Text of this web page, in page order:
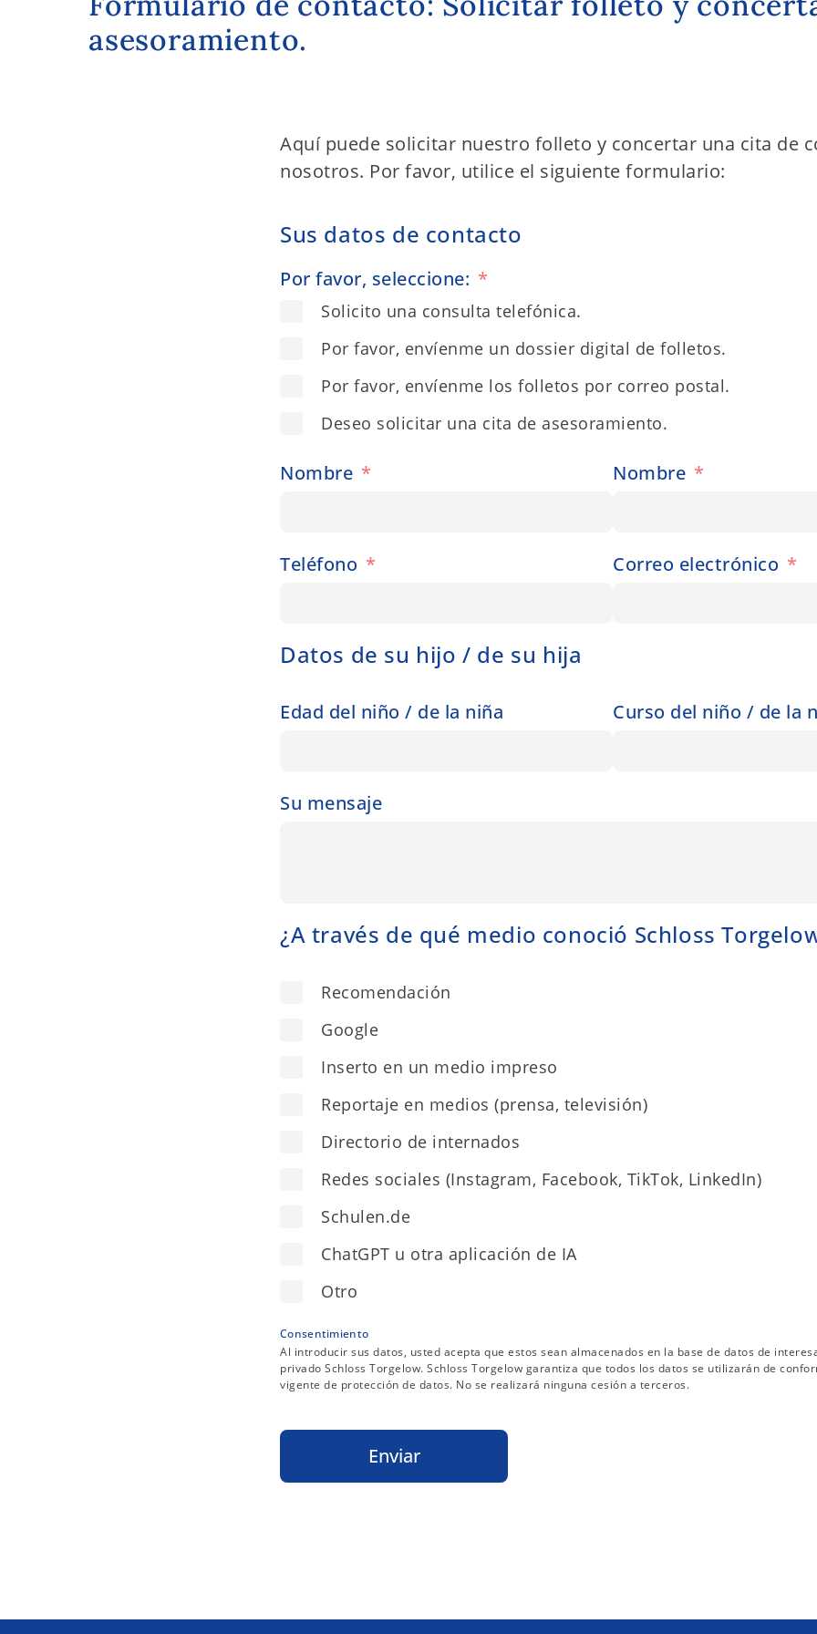
asesoramiento.
Aquí puede solicitar nuestro folleto y concertar una cita de
nosotros. Por favor, utilice el siguiente formulario:
Sus datos de contacto
Por favor, seleccione:
Solicito una consulta telefónica.
Por favor, envíenme un dossier digital de folletos.
Por favor, envíenme los folletos por correo postal.
Deseo solicitar una cita de asesoramiento.
Nombre Nombre
Teléfono Correo electrónico
Datos de su hijo / de su hija
Edad del niño / de la niña Curso del niño / de la
Su mensaje
¿A través de qué medio conoció Schloss
Recomendación
Google
Inserto en un medio impreso
Reportaje en medios (prensa, televisión)
Directorio de internados
Redes sociales (Instagram, Facebook, TikTok, LinkedIn)
Schulen.de
ChatGPT u otra aplicación de IA
Otro
Consentimiento
Al introducir sus datos, usted acepta que estos sean almacenados en la base de datos de
privado Schloss Torgelow. Schloss Torgelow garantiza que todos los datos se utilizarán de
vigente de protección de datos. No se realizará ninguna cesión a terceros.
Enviar